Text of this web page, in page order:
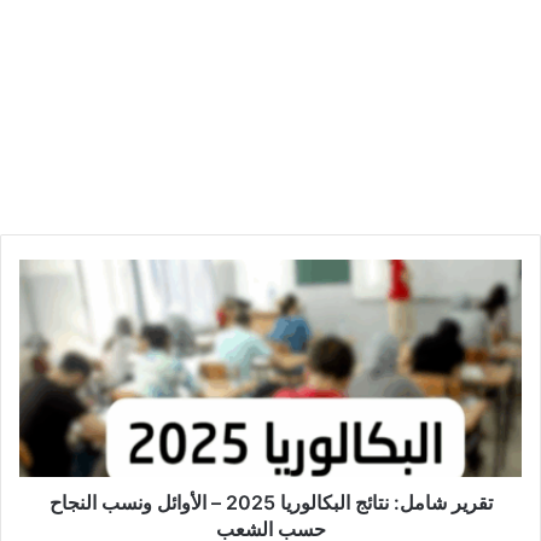
ق
ي
ر
م
ل
تقرير شامل: نتائج البكالوريا 2025 – الأوائل ونسب النجاح
حسب الشعب